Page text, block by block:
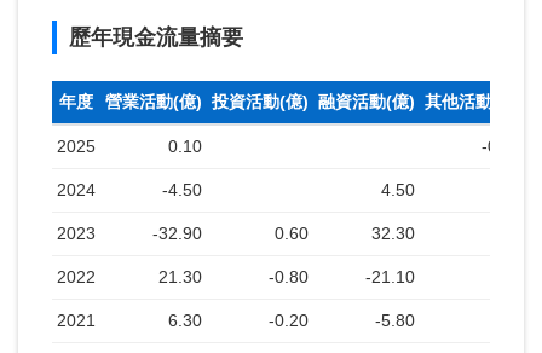
歷年現金流量摘要
年度 營業活動(億) 投資活動(億) 融資活動(億) 其他活動(億)
2025 0.10 -0.10
2024 -4.50 4.50
2023 -32.90 0.60 32.30
2022 21.30 -0.80 -21.10
2021 6.30 -0.20 -5.80